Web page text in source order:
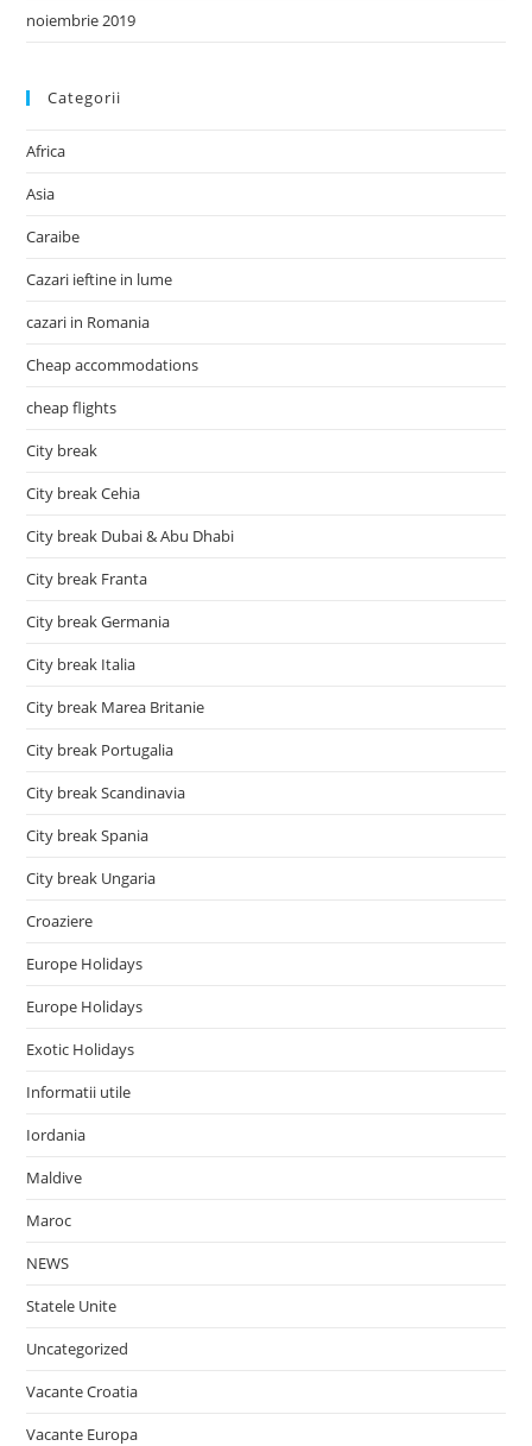
noiembrie 2019
Categorii
Africa
Asia
Caraibe
Cazari ieftine in lume
cazari in Romania
Cheap accommodations
cheap flights
City break
City break Cehia
City break Dubai & Abu Dhabi
City break Franta
City break Germania
City break Italia
City break Marea Britanie
City break Portugalia
City break Scandinavia
City break Spania
City break Ungaria
Croaziere
Europe Holidays
Europe Holidays
Exotic Holidays
Informatii utile
Iordania
Maldive
Maroc
NEWS
Statele Unite
Uncategorized
Vacante Croatia
Vacante Europa